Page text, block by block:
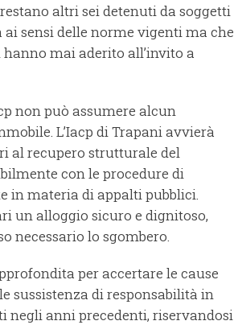
altri sei detenuti da soggetti
sensi delle norme vigenti ma che
mai aderito all’invito a
non può assumere alcun
L’Iacp di Trapani avvierà
al recupero strutturale del
con le procedure di
in materia di appalti pubblici.
un alloggio sicuro e dignitoso,
necessario lo sgombero.
per accertare le cause
sussistenza di responsabilità in
anni precedenti, riservandosi